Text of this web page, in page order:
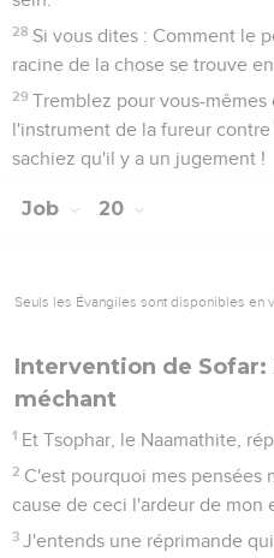
28 Si vous dites : Comment le
racine de la chose se trouve en
29 Tremblez pour vous-
l'instrument de la fureur
sachiez qu'il y a un jugement !
Job 20
Seuls les Évangiles sont disponibles en
Intervention de Sofar:
méchant
1 Et Tsophar, le Naamathite,
2 C'est pourquoi mes pensées
cause de ceci l'ardeur de mon
3 J'entends une réprimande